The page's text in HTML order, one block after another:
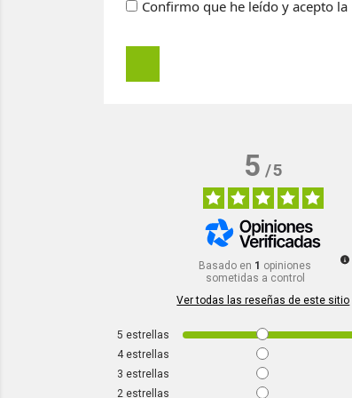
Confirmo que he leído y acepto la
5/5
Basado en 1 opiniones
sometidas a control
Ver todas las reseñas de este sitio
5 estrellas
4 estrellas
3 estrellas
2 estrellas